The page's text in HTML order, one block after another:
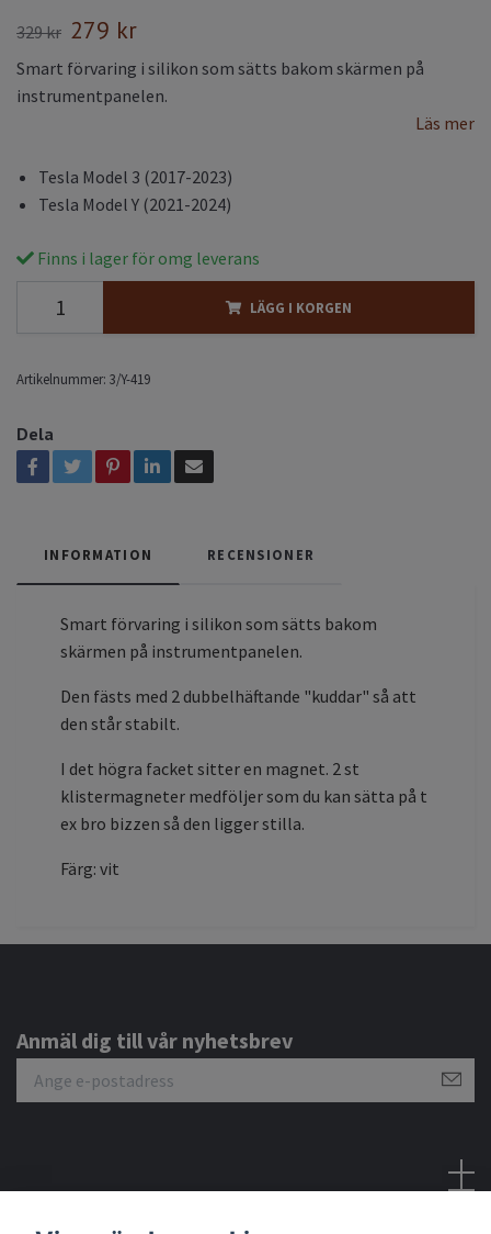
329 kr 279 kr
Smart förvaring i silikon som sätts bakom skärmen på
instrumentpanelen.
Läs mer
Tesla Model 3 (2017-2023)
Tesla Model Y (2021-2024)
Finns i lager för omg leverans
LÄGG I KORGEN
Artikelnummer: 3/Y-419
Dela
INFORMATION RECENSIONER
Smart förvaring i silikon som sätts bakom
skärmen på instrumentpanelen.
Den fästs med 2 dubbelhäftande "kuddar" så att
den står stabilt.
I det högra facket sitter en magnet. 2 st
klistermagneter medföljer som du kan sätta på t
ex bro bizzen så den ligger stilla.
Färg: vit
Anmäl dig till vår nyhetsbrev